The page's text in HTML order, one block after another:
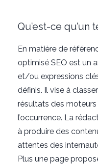
Qu’est-ce qu’un
En matière de
optimisé SEO est un
et/ou expressions
définis. Il vise à
résultats des
l’occurrence. La
à produire des
attentes des
Plus une page